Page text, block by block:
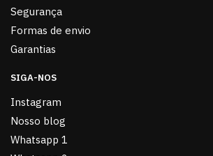
Segurança
Formas de envio
Garantias
SIGA-NOS
Instagram
Nosso blog
Whatsapp 1